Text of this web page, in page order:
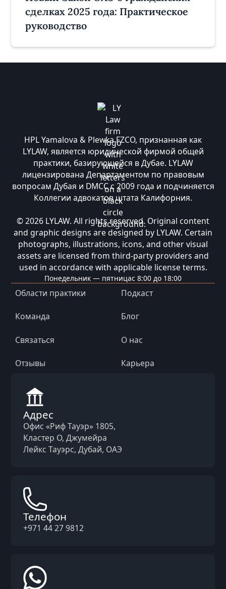
сделках 2025 года: Практическое
руководство
HPL Yamalova & Plewka FZCO, признанная как
LYLAW, является юридической фирмой общей
практики, базирующейся в Дубае. LYLAW
лицензирована Департаментом по правовым
вопросам Дубая и DMCC с 2009 года и подчиняется
Коллегии адвокатов штата Калифорния.
© 2026 LYLAW. All rights reserved. Original content
and graphic designs are designed by LYLAW. Certain
photographs, illustrations, icons, and other visual
assets are licensed from third-party providers and
used in accordance with applicable license terms.
Понедельник — пятницас 8:00 до 18:00
Области практики Подкаст
Команда Блог
Связаться О нас
Отзывы Карьера
Адрес
Офис «Риф Тауэр» 1805,
Кластер O, Джумейра
Лейкс Тауэрс, Дубай, ОАЭ
Телефон
+971 44 27 9812